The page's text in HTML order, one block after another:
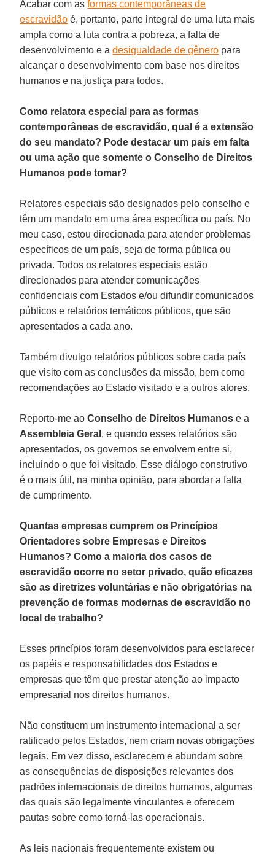
Acabar com asformas contemporâneas de
escravidão é, portanto, parte integral de uma luta mais
ampla como a luta contra a pobreza, a falta de
desenvolvimento e adesigualdade de gênero para
alcançar o desenvolvimento com base nos direitos
humanos e na justiça para todos.
Como relatora especial para as formas
contemporâneas de escravidão, qual é a extensão
do seu mandato? Pode destacar um país em falta
ou uma ação que somente o Conselho de Direitos
Humanos pode tomar?
Relatores especiais são designados pelo conselho e
têm um mandato em uma área específica ou país. No
meu caso, estou direcionada para atender problemas
específicos de um país, seja de forma pública ou
privada. Todos os relatores especiais estão
direcionados para atender comunicações
confidenciais com Estados e/ou difundir comunicados
públicos e relatórios temáticos públicos, que são
apresentados a cada ano.
Também divulgo relatórios públicos sobre cada país
que visito com as conclusões da missão, bem como
recomendações ao Estado visitado e a outros atores.
Reporto-me aoConselho de Direitos Humanos e a
Assembleia Geral , e quando esses relatórios são
apresentados, os governos se envolvem entre si,
incluindo o que foi visitado. Esse diálogo construtivo
é o mais útil, na minha opinião, para abordar a falta
de cumprimento.
Quantas empresas cumprem os Princípios
Orientadores sobre Empresas e Direitos
Humanos? Como a maioria dos casos de
escravidão ocorre no setor privado, quão eficazes
são as diretrizes voluntárias e não obrigatórias na
prevenção de formas modernas de escravidão no
local de trabalho?
Esses princípios foram desenvolvidos para esclarecer
os papéis e responsabilidades dos Estados e
empresas que têm que prestar atenção ao impacto
empresarial nos direitos humanos.
Não constituem um instrumento internacional a ser
ratificado pelos Estados, nem criam novas obrigações
legais. Em vez disso, esclarecem e abundam sobre
as consequências de disposições relevantes dos
padrões internacionais de direitos humanos, algumas
das quais são legalmente vinculantes e oferecem
pautas sobre como torná-las operacionais.
As leis nacionais frequentemente existem ou